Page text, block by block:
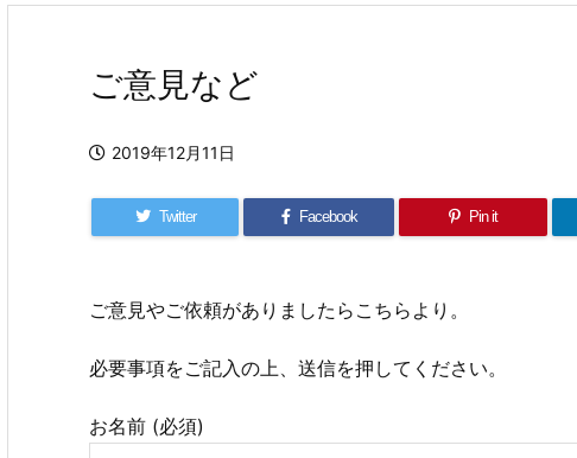
ご意見など
2019年12月11日
Twitter Facebook Pin it
ご意見やご依頼がありましたらこちらより。
必要事項をご記入の上、送信を押してください。
お名前 (必須)